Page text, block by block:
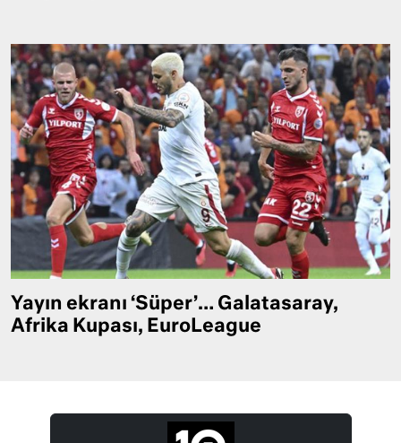
Yayın ekranı ‘Süper’… Galatasaray,
Afrika Kupası, EuroLeague